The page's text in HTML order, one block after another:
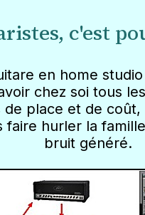
c'est
en home
chez soi tous
de place et de
faire hurler la
bruit généré.